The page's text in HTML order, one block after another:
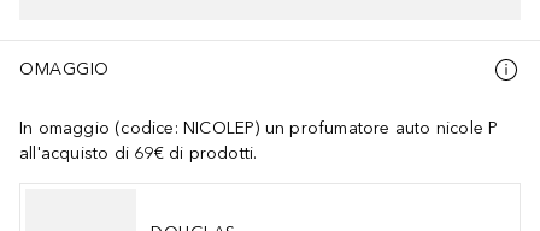
OMAGGIO
In omaggio (codice: NICOLEP) un profumatore auto nicole P
all'acquisto di 69€ di prodotti.